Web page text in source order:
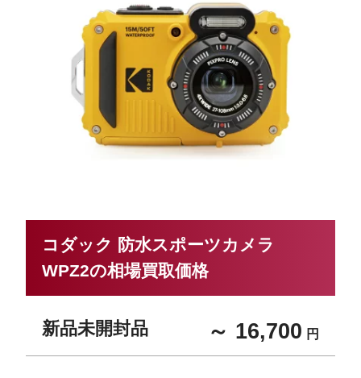
コダック 防水スポーツカメラ
WPZ2の相場買取価格
新品未開封品 ～ 16,700 円